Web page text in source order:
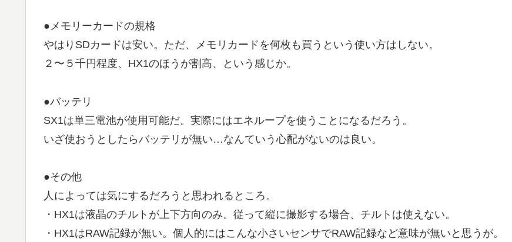
●メモリーカードの規格
やはりSDカードは安い。ただ、メモリカードを何枚も買うという使い方はしない。
２〜５千円程度、HX1のほうが割高、という感じか。
●バッテリ
SX1は単三電池が使用可能だ。実際にはエネループを使うことになるだろう。
いざ使おうとしたらバッテリが無い…なんていう心配がないのは良い。
●その他
人によっては気にするだろうと思われるところ。
・HX1は液晶のチルトが上下方向のみ。従って縦に撮影する場合、チルトは使えない。
・HX1はRAW記録が無い。個人的にはこんな小さいセンサでRAW記録など意味が無いと思うが。